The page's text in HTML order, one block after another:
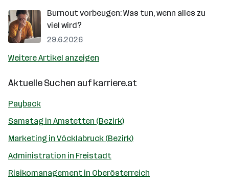
Burnout vorbeugen: Was tun, wenn alles zu
viel wird?
29.6.2026
Weitere Artikel anzeigen
Aktuelle Suchen aufkarriere.at
Payback
Samstag in Amstetten (Bezirk)
Marketing in Vöcklabruck (Bezirk)
Administration in Freistadt
Risikomanagement in Oberösterreich